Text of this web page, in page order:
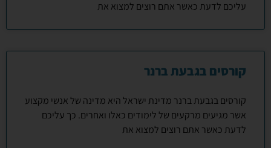
עליכם לדעת כאשר אתם רוצים למצוא את
קורסים בגבעת ברנר
קורסים בגבעת ברנר מדינת ישראל היא מדינה של אנשי מקצוע
אשר מגיעים מרקעים של לימודים כאלו ואחרים. כך עליכם
לדעת כאשר אתם רוצים למצוא את